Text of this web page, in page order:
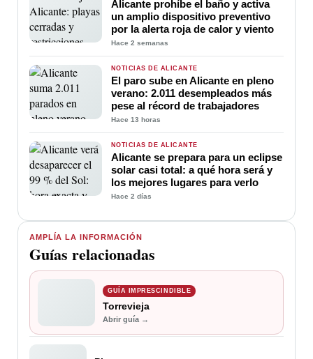
AMPLÍA LA INFORMACIÓN
Guías relacionadas
GUÍA IMPRESCINDIBLE
Torrevieja
Abrir guía →
Alicante prohíbe el baño y activa
un amplio dispositivo preventivo
por la alerta roja de calor y viento
Hace 2 semanas
NOTICIAS DE ALICANTE
El paro sube en Alicante en pleno
verano: 2.011 desempleados más
pese al récord de trabajadores
Hace 13 horas
NOTICIAS DE ALICANTE
Alicante se prepara para un eclipse
solar casi total: a qué hora será y
los mejores lugares para verlo
Hace 2 días